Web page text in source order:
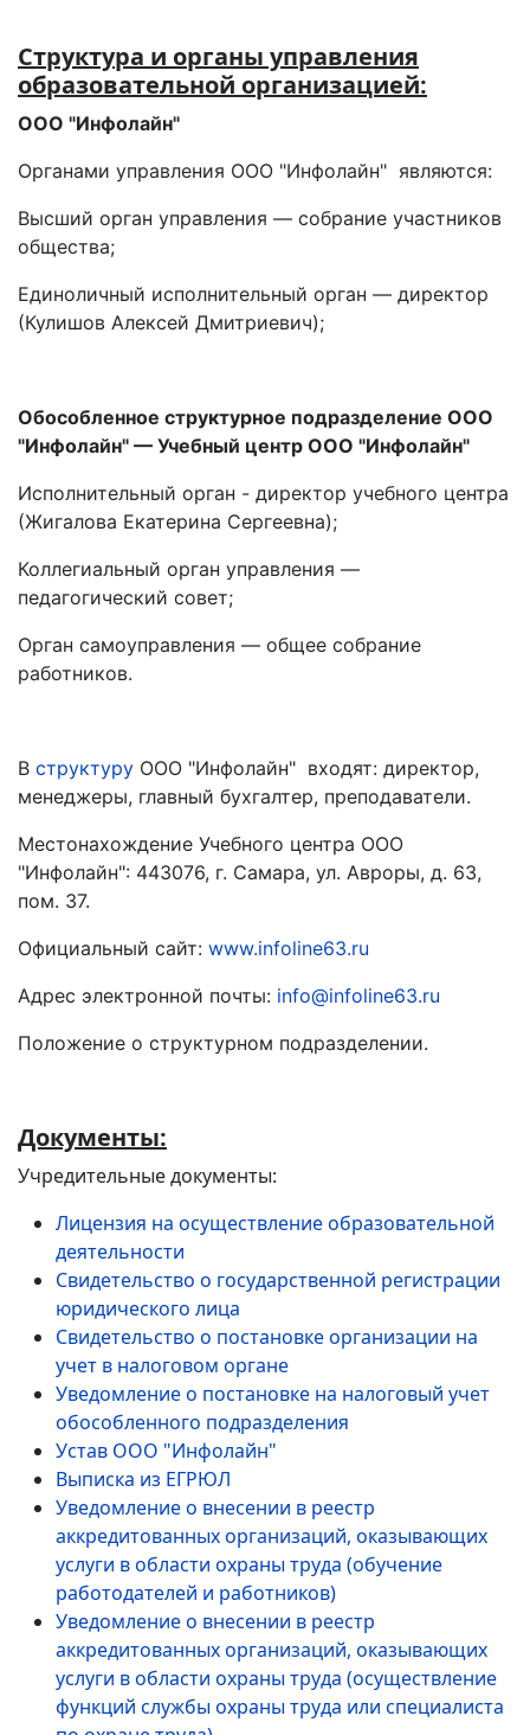
Структура и органы управления
образовательной организацией:
ООО "Инфолайн"
Органами управления ООО "Инфолайн" являются:
Высший орган управления — собрание участников
общества;
Единоличный исполнительный орган — директор
(Кулишов Алексей Дмитриевич);
Обособленное структурное подразделение ООО
"Инфолайн" — Учебный центр ООО "Инфолайн"
Исполнительный орган - директор учебного центра
(Жигалова Екатерина Сергеевна);
Коллегиальный орган управления —
педагогический совет;
Орган самоуправления — общее собрание
работников.
В структуру ООО "Инфолайн" входят: директор,
менеджеры, главный бухгалтер, преподаватели.
Местонахождение Учебного центра ООО
"Инфолайн": 443076, г. Самара, ул. Авроры, д. 63,
пом. 37.
Официальный сайт: www.infoline63.ru
Адрес электронной почты: info@infoline63.ru
Положение о структурном подразделении.
Документы:
Учредительные документы:
Лицензия на осуществление образовательной
деятельности
Свидетельство о государственной регистрации
юридического лица
Свидетельство о постановке организации на
учет в налоговом органе
Уведомление о постановке на налоговый учет
обособленного подразделения
Устав ООО "Инфолайн"
Выписка из ЕГРЮЛ
Уведомление о внесении в реестр
аккредитованных организаций, оказывающих
услуги в области охраны труда (обучение
работодателей и работников)
Уведомление о внесении в реестр
аккредитованных организаций, оказывающих
услуги в области охраны труда (осуществление
функций службы охраны труда или специалиста